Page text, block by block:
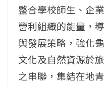
整合學校師生、企
營利組織的能量，
與發展策略，強化
文化及自然資源於
之串聯，集結在地